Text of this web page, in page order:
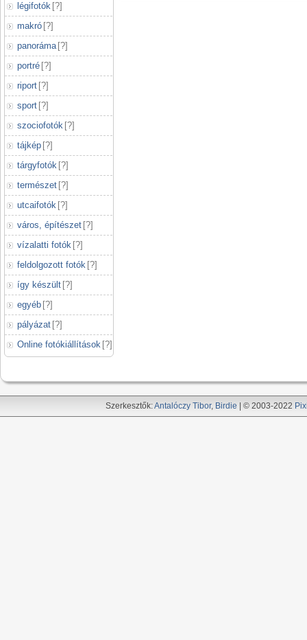
légifotók [?]
makró [?]
panoráma [?]
portré [?]
riport [?]
sport [?]
szociofotók [?]
tájkép [?]
tárgyfotók [?]
természet [?]
utcaifotók [?]
város, építészet [?]
vízalatti fotók [?]
feldolgozott fotók [?]
így készült [?]
egyéb [?]
pályázat [?]
Online fotókiállítások [?]
Szerkesztők:Antalóczy Tibor, Birdie | © 2003-2022